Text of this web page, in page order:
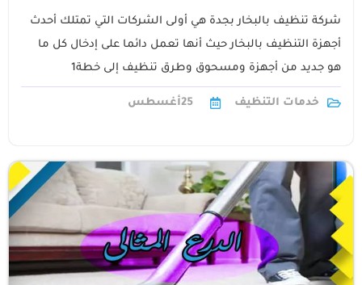
شركة تنظيف بالبخار بجدة هي أولى الشركات التي تمتلك أحدث
أجهزة التنظيف بالبخار حيث أنها تعمل دائما على إدخال كل ما
هو جديد من أجهزة ومسحوق وطرق تنظيف إلى خطة1
خدمات التنظيف 25أغسطس